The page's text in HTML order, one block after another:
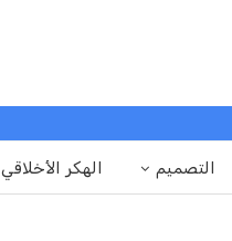
التصميم الهكر الأخلاقي